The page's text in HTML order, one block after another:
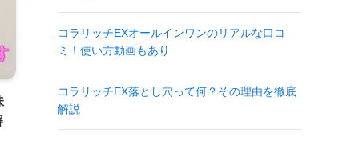
コラリッチEXオールインワンのリアルな口コ
ミ！使い方動画もあり
コラリッチEX落とし穴って何？その理由を徹底
解説